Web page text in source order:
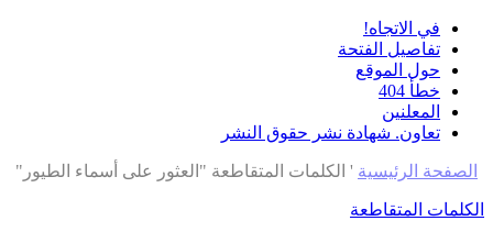
في الاتجاه!
تفاصيل الفتحة
حول الموقع
خطأ 404
المعلنين
تعاون. شهادة نشر حقوق النشر
الصفحة الرئيسية ' الكلمات المتقاطعة "العثور على أسماء الطيور"
الكلمات المتقاطعة